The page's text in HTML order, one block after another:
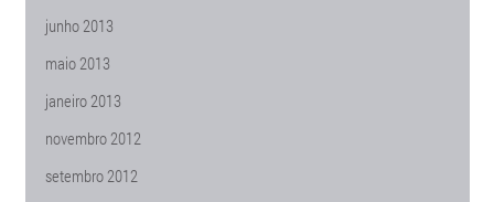
junho 2013
maio 2013
janeiro 2013
novembro 2012
setembro 2012